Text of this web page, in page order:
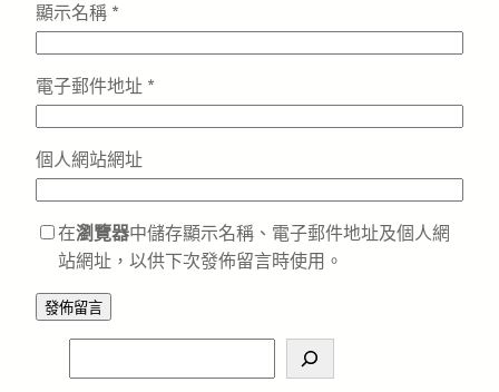
顯示名稱 *
電子郵件地址 *
個人網站網址
在瀏覽器中儲存顯示名稱、電子郵件地址及個人網
站網址，以供下次發佈留言時使用。
e